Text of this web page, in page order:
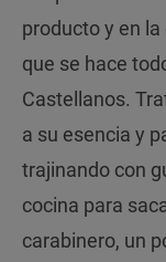
producto y en
que se hace
Castellanos.
a su esencia y
trajinando con
cocina para
carabinero, un